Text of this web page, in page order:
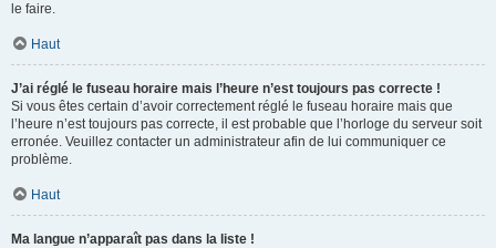
le faire.
Haut
J’ai réglé le fuseau horaire mais l’heure n’est toujours pas correcte !
Si vous êtes certain d’avoir correctement réglé le fuseau horaire mais que
l’heure n’est toujours pas correcte, il est probable que l’horloge du serveur soit
erronée. Veuillez contacter un administrateur afin de lui communiquer ce
problème.
Haut
Ma langue n’apparaît pas dans la liste !